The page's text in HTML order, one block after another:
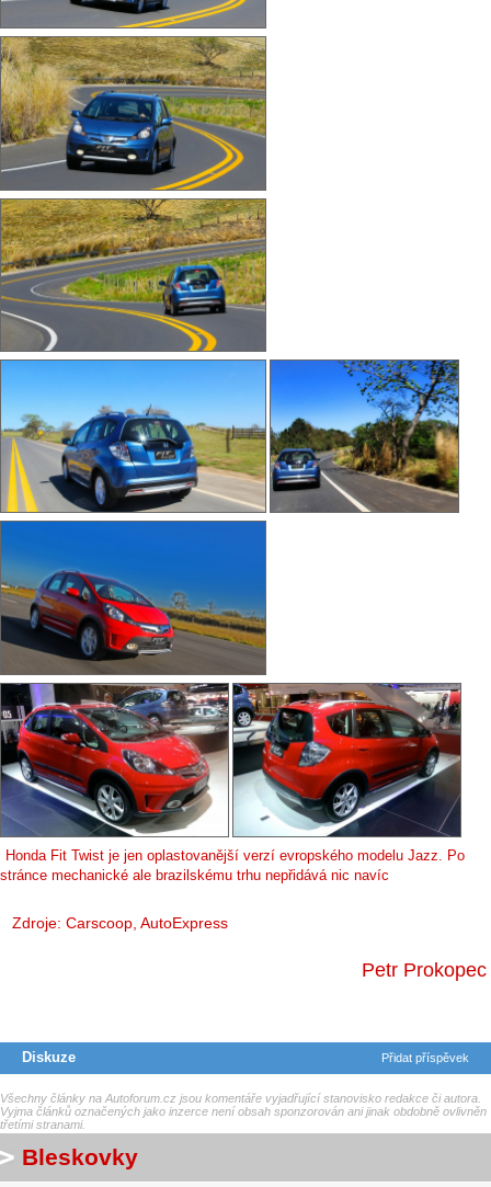
Honda Fit Twist je jen oplastovanější verzí evropského modelu Jazz. Po
stránce mechanické ale brazilskému trhu nepřidává nic navíc
Zdroje: Carscoop, AutoExpress
Petr Prokopec
Diskuze Přidat příspěvek
Všechny články na Autoforum.cz jsou komentáře vyjadřující stanovisko redakce či autora.
Vyjma článků označených jako inzerce není obsah sponzorován ani jinak obdobně ovlivněn
třetími stranami.
Bleskovky